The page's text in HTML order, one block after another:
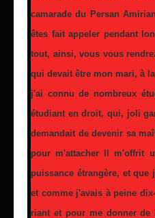
camarade du Persan
êtes fait appeler pendant
tout, ainsi, vous vous
qui devait être mon mari, à
j'ai connu de nombreux
étudiant en droit, qui, joli
demandait de devenir sa
pour m'attacher Il m'offrit
puissance étrangère, et
et comme j'avais à peine
riant et pour me donner de